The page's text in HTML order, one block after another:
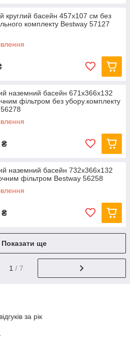
круглий басейн 457х107 см без
комплекту Bestway 57127
наземний басейн 671x366x132
фільтром без убору.комплекту
₴
наземний басейн 732x366х132
фільтром Bestway 56258
₴
Показати ще
1 / 7
за рік